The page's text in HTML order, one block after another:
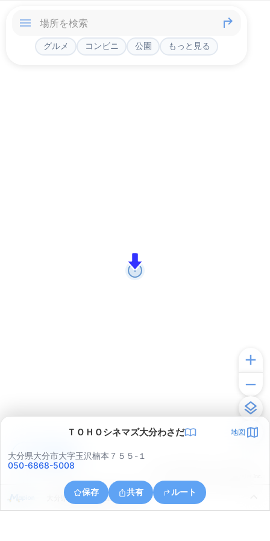
グルメ コンビニ 公園 もっと見る
ＴＯＨＯシネマズ大分わさだ 地図
大分県大分市大字玉沢楠本７５５-１
050-6868-5008
保存 共有 ルート
大分県大分市椿が丘２丁目４
アプリで見る